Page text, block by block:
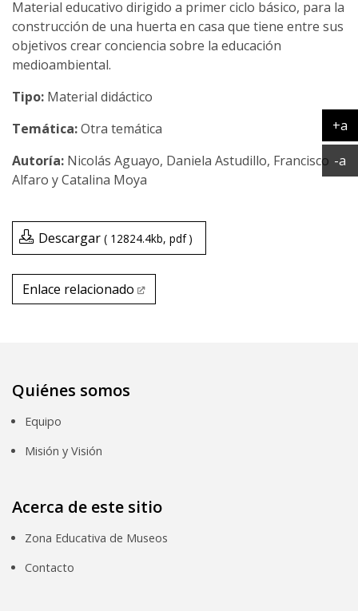
Material educativo dirigido a primer ciclo básico, para la
construcción de una huerta en casa que tiene entre sus
objetivos crear conciencia sobre la educación
medioambiental.
Tipo: Material didáctico
Temática:Otra temática
Nicolás Aguayo, Daniela Astudillo, Francisco
Alfaro y Catalina Moya
Descargar 12824.4kb pdf
Enlace relacionado Enlace relacionado
Quiénes somos
Equipo
Misión y Visión
Acerca de este sitio
Zona Educativa de Museos
Contacto
+a
-a